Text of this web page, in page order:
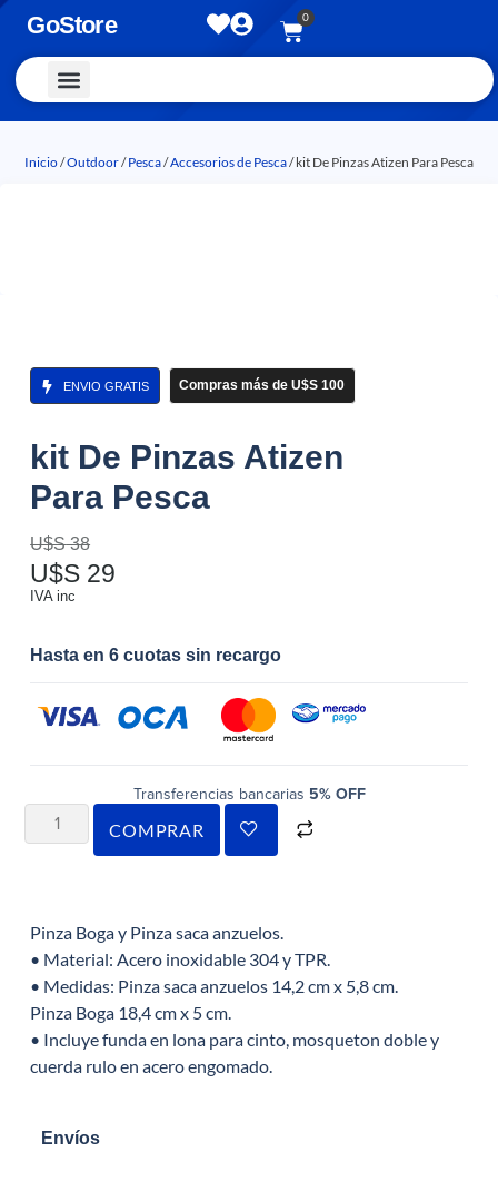
GoStore 0
Inicio/Outdoor/Pesca/Accesorios de Pesca/ kit De Pinzas Atizen Para Pesca
ENVIO GRATIS Compras más de U$S 100
kit De Pinzas Atizen
Para Pesca
U$S38
U$S 29
IVA inc
Hasta en 6 cuotas sin recargo
Transferencias bancarias 5% OFF
COMPRAR
Pinza Boga y Pinza saca anzuelos.
• Material: Acero inoxidable 304 y TPR.
• Medidas: Pinza saca anzuelos 14,2 cm x 5,8 cm.
Pinza Boga 18,4 cm x 5 cm.
• Incluye funda en lona para cinto, mosqueton doble y
cuerda rulo en acero engomado.
Envíos